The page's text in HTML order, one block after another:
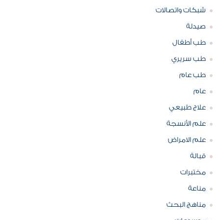
شبكات واتصالات
صيدلة
طب أطفال
طب سريري
طب عام
عام
علاج طبيعي
علم الأنسجة
علم الامراض
قبالة
مختبرات
مناعة
مناهج البحث